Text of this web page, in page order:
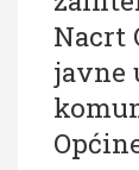
Nacrt
javne